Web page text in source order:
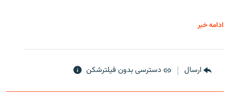
ادامه خبر
ارسال دسترسی بدون فیلترشکن